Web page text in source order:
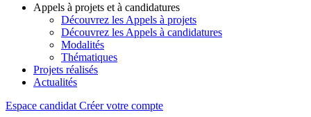
Appels à projets et à candidatures
Découvrez les Appels à projets
Découvrez les Appels à candidatures
Modalités
Thématiques
Projets réalisés
Actualités
Espace candidat Créer votre compte